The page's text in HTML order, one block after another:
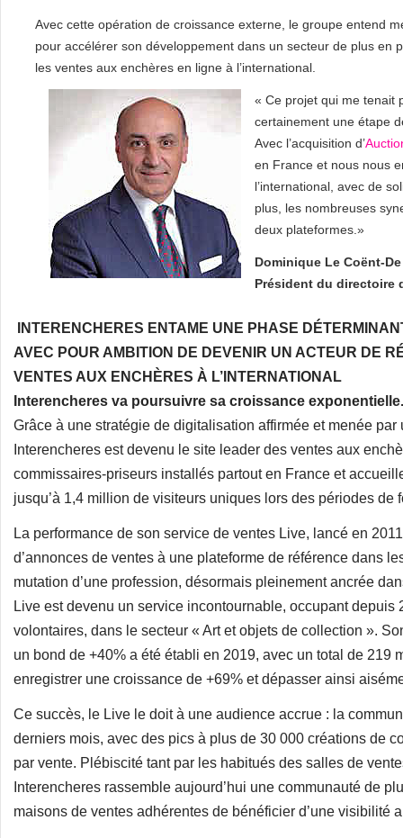
Avec cette opération de croissance externe, le groupe entend
pour accélérer son développement dans un secteur de plus en
les ventes aux enchères en ligne à l’international.
« Ce projet qui me tenait
certainement une étape
Avec l’acquisition d’
en France et nous nous
l’international, avec de
plus, les nombreuses
deux plateformes.»
Dominique Le Coënt-
Président du directoire
INTERENCHERES ENTAME UNE PHASE
AVEC POUR AMBITION DE DEVENIR UN ACTEUR DE
VENTES AUX ENCHÈRES À L’INTERNATIONAL
Interencheres va poursuivre sa croissance
Grâce à une stratégie de digitalisation affirmée et menée
Interencheres est devenu le site leader des ventes aux
commissaires-priseurs installés partout en France et
jusqu’à 1,4 million de visiteurs uniques lors des périodes de
La performance de son service de ventes Live, lancé en
d’annonces de ventes à une plateforme de référence dans
mutation d’une profession, désormais pleinement ancrée
Live est devenu un service incontournable, occupant
volontaires, dans le secteur « Art et objets de collection ».
un bond de +40% a été établi en 2019, avec un total de 219
enregistrer une croissance de +69% et dépasser ainsi
Ce succès, le Live le doit à une audience accrue : la
derniers mois, avec des pics à plus de 30 000 créations de
par vente. Plébiscité tant par les habitués des salles de
Interencheres rassemble aujourd’hui une communauté de
maisons de ventes adhérentes de bénéficier d’une visibilité